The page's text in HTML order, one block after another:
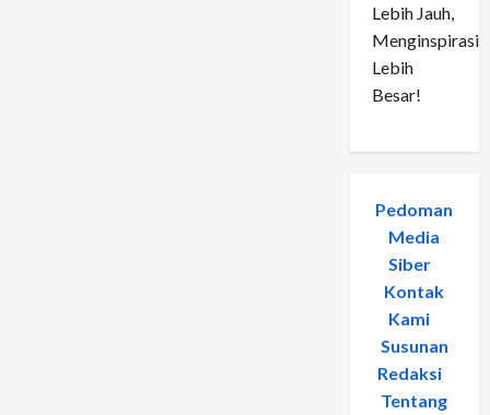
Lebih Jauh,
Menginspirasi
Lebih
Besar!
Pedoman
Media
Siber-
Kontak
Kami
Susunan
Redaksi-
Tentang